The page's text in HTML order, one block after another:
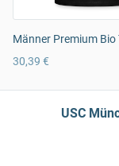
Männer Premium Bio
30,39 €
USC